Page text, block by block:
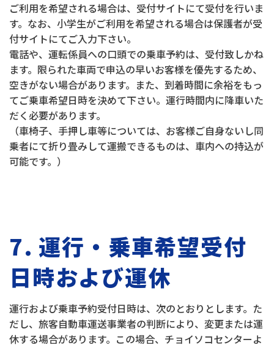
ご利用を希望される場合は、受付サイトにて受付を行いま
す。なお、小学生がご利用を希望される場合は保護者が受
付サイトにてご入力下さい。
電話や、運転係員への口頭での乗車予約は、受付致しかね
ます。限られた車両で申込の早いお客様を優先するため、
空きがない場合があります。また、到着時間に余裕をもっ
てご乗車希望日時を決めて下さい。運行時間内に降車いた
だく必要があります。
（車椅子、手押し車等については、お客様ご自身ないし同
乗者にて折り畳みして運搬できるものは、車内への持込が
可能です。）
7. 運行・乗車希望受付
日時および運休
運行および乗車予約受付日時は、次のとおりとします。た
だし、旅客自動車運送事業者の判断により、変更または運
休する場合があります。この場合、チョイソコセンターよ